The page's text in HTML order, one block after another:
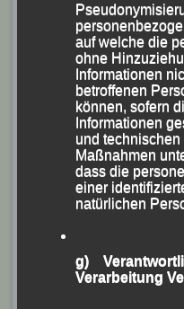
auf welche die
ohne
Informationen
betroffenen
können, sofern
Informationen
und
Maßnahmen
dass die
einer
natürlichen
g)
Verarbeitung